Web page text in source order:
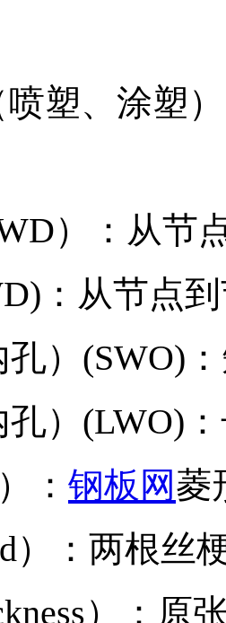
喷塑、涂塑
）：从节
：从节点
）(SWO)
）(LWO)
： 钢板网菱
）：两根丝
）：原